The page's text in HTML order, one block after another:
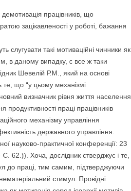
працівників, що
зацікавленості у роботі, бажання
слугувати такі мотиваційні чинники як
в даному випадку, є все ж таки
Шевелій Р.М., який на основі
те, що “у цьому механізмі
визначник рівня життя населення,
праці працівників
механізму управління
державного управління:
науково-практичної конференції: 23
62.)). Хоча, дослідник стверджує і те,
до праці, тим самим, підтверджуючи
стимул. Провідні